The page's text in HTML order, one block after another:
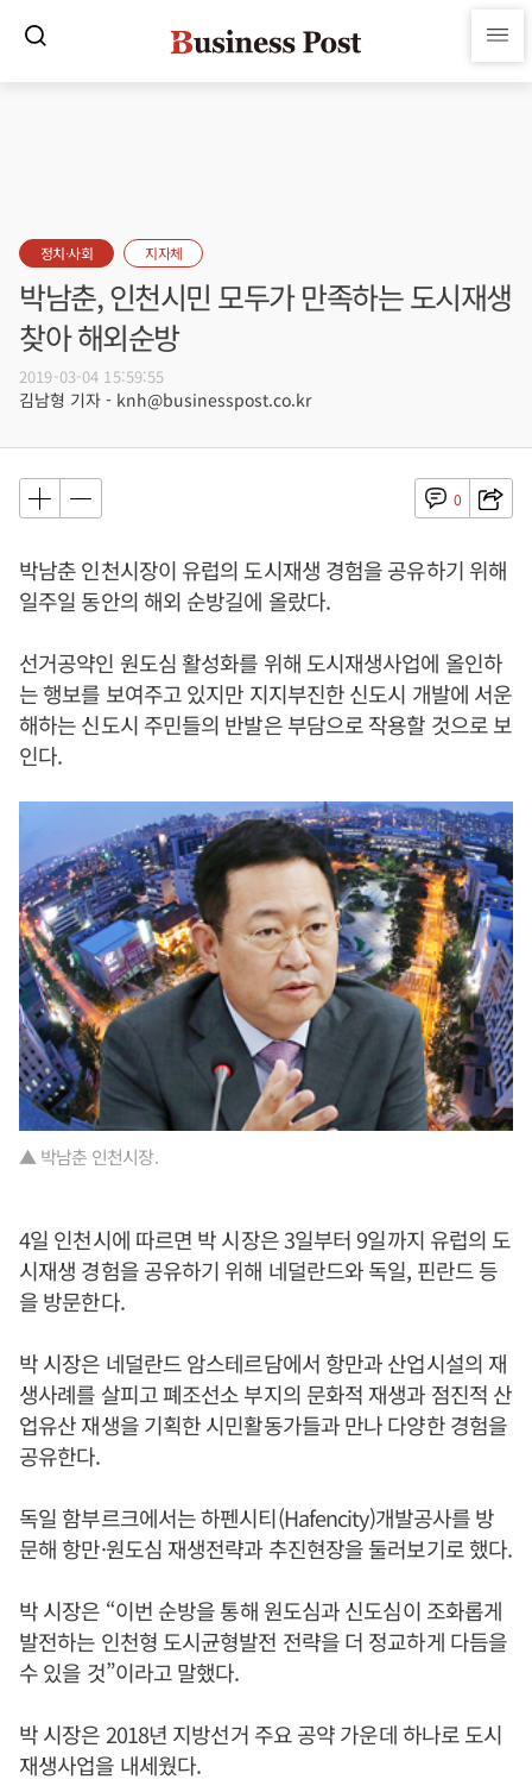
정치·사회 지자체
박남춘, 인천시민 모두가 만족하는 도시재생
찾아 해외순방
2019-03-04 15:59:55
김남형 기자 - knh@businesspost.co.kr
0
박남춘 인천시장이 유럽의 도시재생 경험을 공유하기 위해
일주일 동안의 해외 순방길에 올랐다.
선거공약인 원도심 활성화를 위해 도시재생사업에 올인하
는 행보를 보여주고 있지만 지지부진한 신도시 개발에 서운
해하는 신도시 주민들의 반발은 부담으로 작용할 것으로 보
인다.
▲ 박남춘 인천시장.
4일 인천시에 따르면 박 시장은 3일부터 9일까지 유럽의 도
시재생 경험을 공유하기 위해 네덜란드와 독일, 핀란드 등
을 방문한다.
박 시장은 네덜란드 암스테르담에서 항만과 산업시설의 재
생사례를 살피고 폐조선소 부지의 문화적 재생과 점진적 산
업유산 재생을 기획한 시민활동가들과 만나 다양한 경험을
공유한다.
독일 함부르크에서는 하펜시티(Hafencity)개발공사를 방
문해 항만·원도심 재생전략과 추진현장을 둘러보기로 했다.
박 시장은 “이번 순방을 통해 원도심과 신도심이 조화롭게
발전하는 인천형 도시균형발전 전략을 더 정교하게 다듬을
수 있을 것”이라고 말했다.
박 시장은 2018년 지방선거 주요 공약 가운데 하나로 도시
재생사업을 내세웠다.